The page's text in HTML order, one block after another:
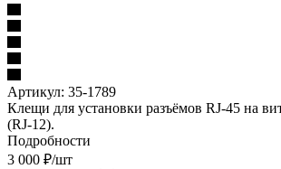
Артикул: 35-1789
Клещи для установки разъёмов RJ-45 на
(RJ-12).
Подробности
3 000 ₽/шт